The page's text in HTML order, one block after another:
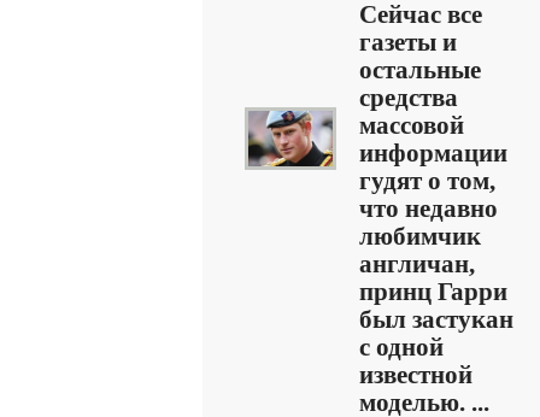
Сейчас все
газеты и
остальные
средства
массовой
информации
гудят о том,
что недавно
любимчик
англичан,
принц Гарри
был застукан
с одной
известной
моделью. ...